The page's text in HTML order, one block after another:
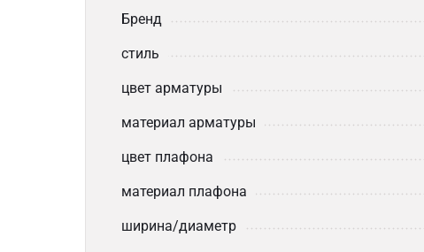
Бренд
стиль
цвет арматуры
материал арматуры
цвет плафона
материал плафона
ширина/диаметр